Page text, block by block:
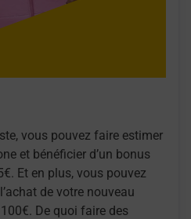
vous pouvez faire estimer
et bénéficier d’un bonus
Et en plus, vous pouvez
de votre nouveau
De quoi faire des